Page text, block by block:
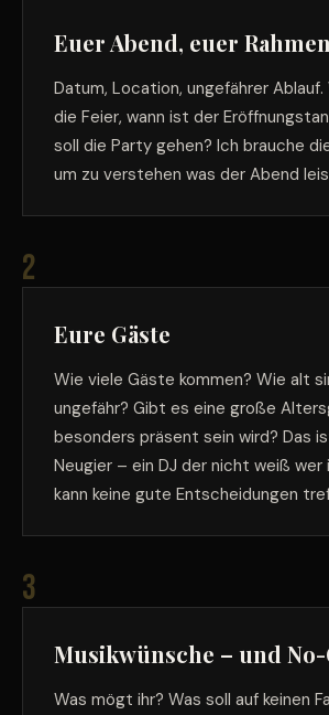
Euer Abend, euer Rahmen
Datum, Location, ungefährer
die Feier, wann ist der
soll die Party gehen? Ich brauche
um zu verstehen was der Abend
2
Eure Gäste
Wie viele Gäste kommen? Wie alt
ungefähr? Gibt es eine große
besonders präsent sein wird? Das
Neugier – ein DJ der nicht weiß wer
kann keine gute Entscheidungen
3
Musikwünsche – und No-
Was mögt ihr? Was soll auf keinen